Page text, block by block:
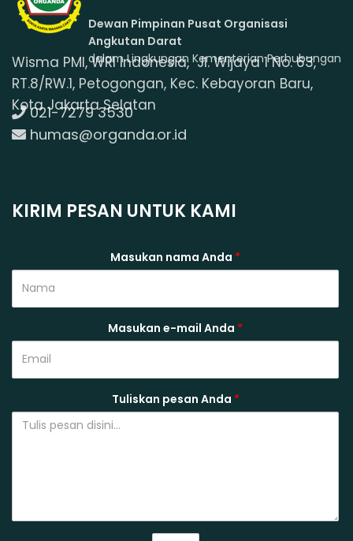
Dewan Pimpinan Pusat Organisasi
Angkutan Darat
dalam Lingkungan Kementerian Perhubungan
Wisma PMI, WRI Indonesia, Jl. Wijaya 1 No. 63,
RT.8/RW.1, Petogongan, Kec. Kebayoran Baru,
Kota Jakarta Selatan
021-7279 3530
humas@organda.or.id
KIRIM PESAN UNTUK KAMI
Masukan nama Anda *
Masukan e-mail Anda *
Tuliskan pesan Anda *